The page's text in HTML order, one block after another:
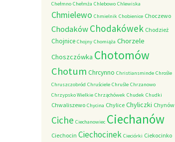
Chełmno Chełmża Chlebowo Chlewiska
Chmielewo Chmielnik Chobienice Choczewo
ChodakówChodakówek Chodzież
Chojnice Chojny Chomiąża Chorzele
Choszczówka Chotomów
Chotum Chrcynno Christiansminde Chrośle
Chruszczobród Chruściele Chruśle Chrzanowo
Chrzypsko Wielkie Chrząchówek Chudek Chudki
Chwaliszewo Chycina Chylice Chyliczki Chynów
Ciche Ciechanowiec Ciechanów
Ciechocin Ciechocinek Cieciórki Ciekocinko